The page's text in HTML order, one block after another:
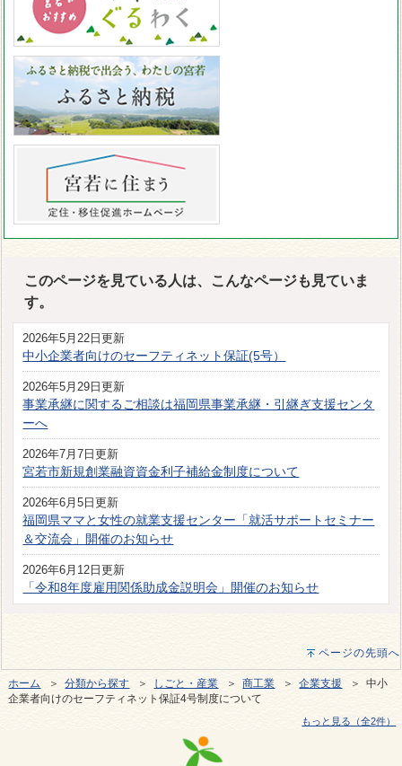
このページを見ている人は、こんなページも見ていま
す。
2026年5月22日更新
中小企業者向けのセーフティネット保証(5号）
2026年5月29日更新
事業承継に関するご相談は福岡県事業承継・引継ぎ支援センタ
ーへ
2026年7月7日更新
宮若市新規創業融資資金利子補給金制度について
2026年6月5日更新
福岡県ママと女性の就業支援センター「就活サポートセミナー
＆交流会」開催のお知らせ
2026年6月12日更新
「令和8年度雇用関係助成金説明会」開催のお知らせ
ページの先頭へ
ホーム ＞分類から探す ＞ しごと・産業 ＞商工業 ＞企業支援
＞ 中小
企業者向けのセーフティネット保証4号制度について
もっと見る（全2件）